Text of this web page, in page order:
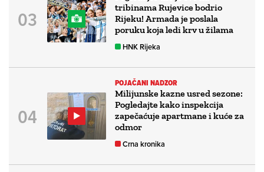
tribinama Rujevice bodrio
Rijeku! Armada je poslala
poruku koja ledi krv u žilama
HNK Rijeka
POJAČANI NADZOR
Milijunske kazne usred sezone:
Pogledajte kako inspekcija
zapečaćuje apartmane i kuće za
odmor
Crna kronika